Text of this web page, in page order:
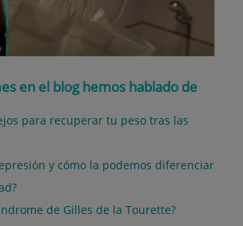
en el blog hemos hablado de
para recuperar tu peso tras las
y cómo la podemos diferenciar
de Gilles de la Tourette?